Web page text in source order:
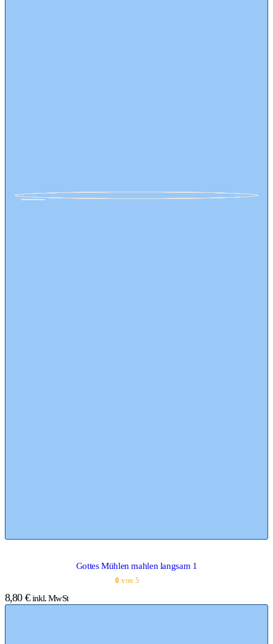
Gottes Mühlen mahlen langsam 1
0 von 5
8,80 € inkl. MwSt